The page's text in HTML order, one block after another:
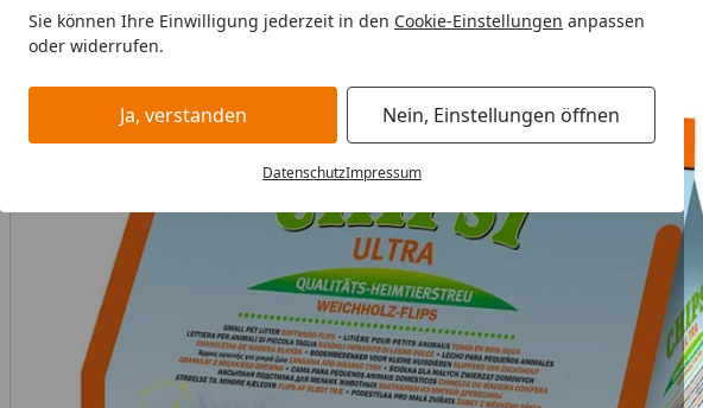
Sie können Ihre Einwilligung jederzeit in den Cookie-Einstellungen anpassen
oder widerrufen.
Ja, verstanden Nein, Einstellungen öffnen
DatenschutzImpressum